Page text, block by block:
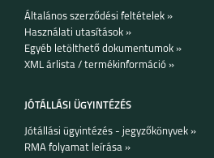
Általános szerződési feltételek »
Használati utasítások »
Egyéb letölthető dokumentumok »
XML árlista / termékinformáció »
JÓTÁLLÁSI ÜGYINTÉZÉS
Jótállási ügyintézés - jegyzőkönyvek »
RMA folyamat leírása »